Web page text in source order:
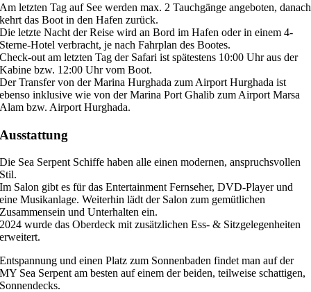
Am letzten Tag auf See werden max. 2 Tauchgänge angeboten, danach
kehrt das Boot in den Hafen zurück.
Die letzte Nacht der Reise wird an Bord im Hafen oder in einem 4-
Sterne-Hotel verbracht, je nach Fahrplan des Bootes.
Check-out am letzten Tag der Safari ist spätestens 10:00 Uhr aus der
Kabine bzw. 12:00 Uhr vom Boot.
Der Transfer von der Marina Hurghada zum Airport Hurghada ist
ebenso inklusive wie von der Marina Port Ghalib zum Airport Marsa
Alam bzw. Airport Hurghada.
Ausstattung
Die Sea Serpent Schiffe haben alle einen modernen, anspruchsvollen
Stil.
Im Salon gibt es für das Entertainment Fernseher, DVD-Player und
eine Musikanlage. Weiterhin lädt der Salon zum gemütlichen
Zusammensein und Unterhalten ein.
2024 wurde das Oberdeck mit zusätzlichen Ess- & Sitzgelegenheiten
erweitert.
Entspannung und einen Platz zum Sonnenbaden findet man auf der
MY Sea Serpent am besten auf einem der beiden, teilweise schattigen,
Sonnendecks.